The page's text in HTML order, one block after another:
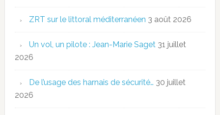
ZRT sur le littoral méditerranéen 3 août 2026
Un vol, un pilote : Jean-Marie Saget 31 juillet
2026
De l’usage des harnais de sécurité… 30 juillet
2026